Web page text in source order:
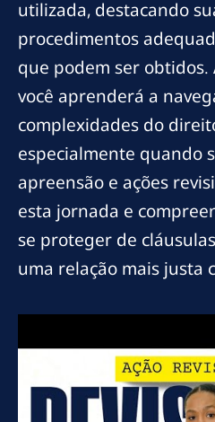
utilizada, destacando
procedimentos
que podem ser obtidos.
você aprenderá a
complexidades do
especialmente quando
apreensão e ações
esta jornada e
se proteger de
uma relação mais justa